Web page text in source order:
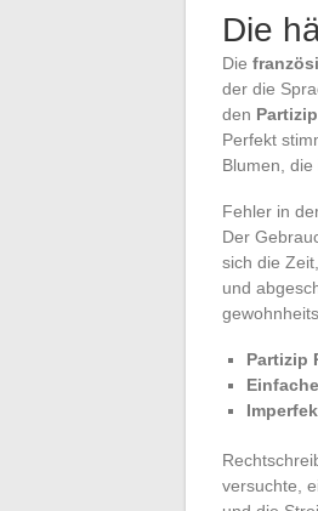
Die
Die
der die
den
Perfekt
Blumen, die
Fehler in
Der
sich die
und
Partizip
versuchte,